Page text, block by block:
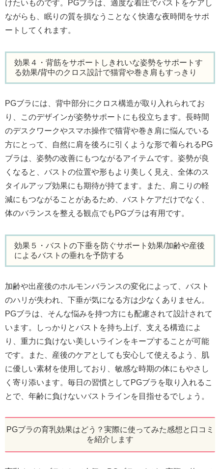
けたいものです。PGブラは、適度な着圧でバストをケアし
ながらも、眠りの質を損なうことなく快適な夜時間をサポ
ートしてくれます。
効果４・背筋をサポートしきれいな姿勢をサポートす
る効果/背中のクロス設計で猫背や巻き肩もすっきり
PGブラには、背中部分にクロス構造が取り入れられてお
り、このデザインが姿勢サポートにも役立ちます。長時間
のデスクワークやスマホ操作で猫背や巻き肩に悩んでいる
方にとって、自然に肩を後ろに引くような形で着られるPG
ブラは、姿勢の改善にもつながるアイテムです。姿勢が良
くなると、バストの位置や形もより美しく見え、全体のス
タイルアップ効果にも期待が持てます。また、肩こりの軽
減にもつながることがあるため、バストケアだけでなく、
体のバランスを整える観点でもPGブラは有用です。
効果５・バストの下垂を防ぐサポート効果/加齢や産後
によるバストの垂れを予防する
加齢や出産後のホルモンバランスの変化によって、バスト
のハリが失われ、下垂が気になる方は少なくありません。
PGブラは、そんな悩みを持つ方にも配慮されて設計されて
います。しっかりとバストを持ち上げ、支える構造によ
り、重力に負けない美しいラインをキープすることが可能
です。また、産後のケアとしても安心して使えるよう、肌
に優しい素材を使用しており、敏感な時期の体にもやさし
く寄り添います。毎日の習慣としてPGブラを取り入れるこ
とで、年齢に負けないバストラインを目指せるでしょう。
PGブラの育乳効果はどう？実際に使ってみた感想と口コミ
を紹介します